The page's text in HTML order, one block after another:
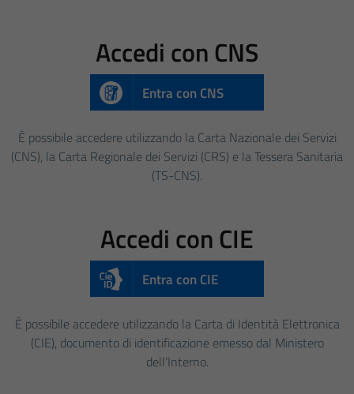
Accedi con CNS
Entra con CNS
È possibile accedere utilizzando la Carta Nazionale dei Servizi
(CNS), la Carta Regionale dei Servizi (CRS) e la Tessera Sanitaria
(TS-CNS).
Accedi con CIE
Entra con CIE
È possibile accedere utilizzando la Carta di Identità Elettronica
(CIE), documento di identificazione emesso dal Ministero
dell’Interno.